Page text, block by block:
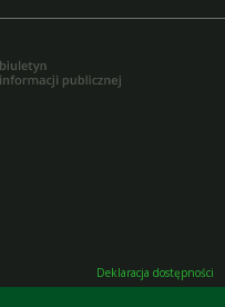
Deklaracja dostępności